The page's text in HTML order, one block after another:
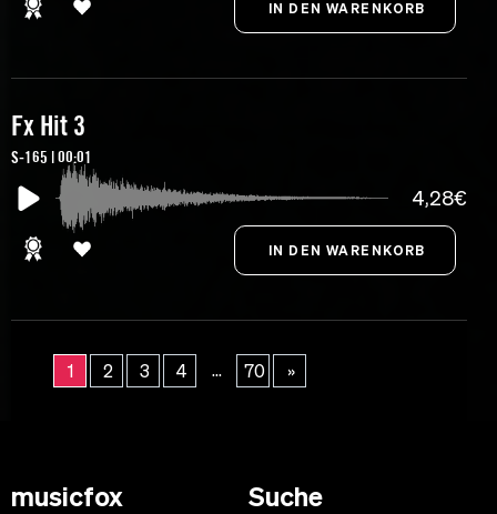
Fx Hit 3
S-165 | 00:01
4,28€
1 2 3 4 ... 70 »
musicfox Suche